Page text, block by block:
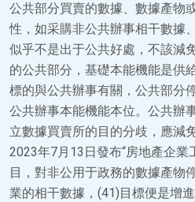
公共部分買賣的數據、數據產物
性，如采購非公共辦事相干數據
似乎不是出于公共好處，不該減
的公共部分，基礎本能機能是供
標的與公共辦事有關，公共部分
公共辦事本能機能本位。公共辦
立數據買賣所的目的分歧，應減
2023年7月13日發布“房地產企業
目，對非公用于政務的數據產物
業的相干數據，(41)目標便是增